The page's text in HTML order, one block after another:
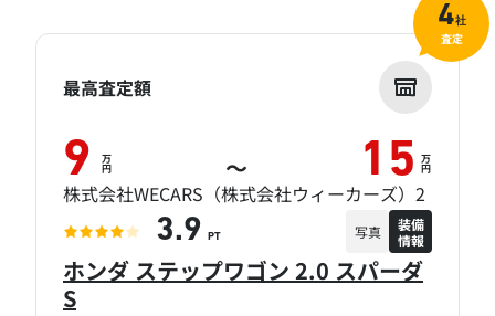
ホンダ ステップワゴン 2.0 スパーダ
S
最高査定額
9 万
円 ～ 15 万
円
株式会社WECARS（株式会社ウィーカーズ）2
3.9 PT 写真
装備
情報
4社
査定